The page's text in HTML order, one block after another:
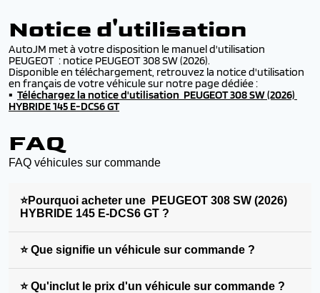
Notice d'utilisation
AutoJM met à votre disposition le manuel d'utilisation
PEUGEOT : notice PEUGEOT 308 SW (2026).
Disponible en téléchargement, retrouvez la notice d'utilisation
en français de votre véhicule sur notre page dédiée :
▪️ Téléchargez la notice d'utilisation PEUGEOT 308 SW (2026)
HYBRIDE 145 E-DCS6 GT
FAQ
FAQ véhicules sur commande
⭐Pourquoi acheter une PEUGEOT 308 SW (2026)
HYBRIDE 145 E-DCS6 GT ?
⭐ Que signifie un véhicule sur commande ?
⭐ Qu'inclut le prix d'un véhicule sur commande ?